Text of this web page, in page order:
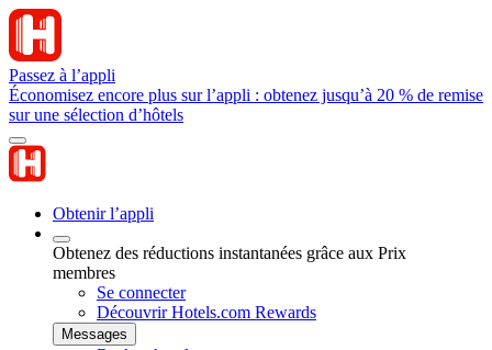
Passez à l’appli
Économisez encore plus sur l’appli : obtenez jusqu’à 20 % de remise
sur une sélection d’hôtels
Obtenir l’appli
Obtenez des réductions instantanées grâce aux Prix
membres
Se connecter
Découvrir Hotels.com Rewards
Messages